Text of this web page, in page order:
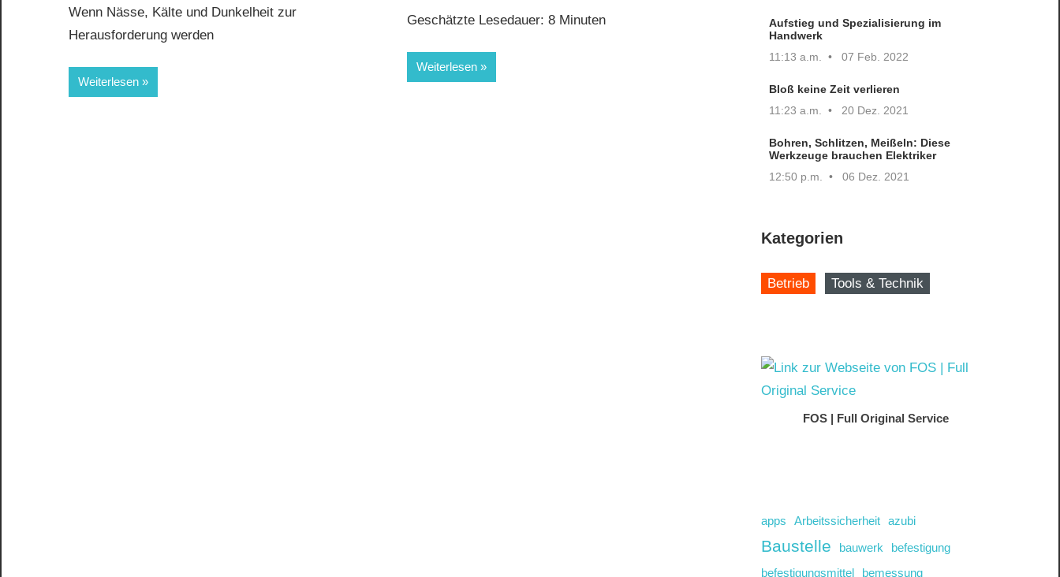
Wenn Nässe, Kälte und Dunkelheit zur
Herausforderung werden
Weiterlesen
Geschätzte Lesedauer:8 Minuten
Weiterlesen
Aufstieg und Spezialisierung im
Handwerk
11:13 a.m.
07 Feb. 2022
Bloß keine Zeit verlieren
11:23 a.m.
20 Dez. 2021
Bohren, Schlitzen, Meißeln: Diese
Werkzeuge brauchen Elektriker
12:50 p.m.
06 Dez. 2021
Kategorien
Betrieb Tools & Technik
FOS | Full Original Service
apps Arbeitssicherheit azubi
Baustelle bauwerk
befestigung
befestigungsmittel
bemessung